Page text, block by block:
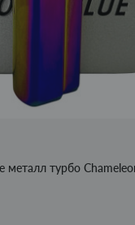
металл турбо